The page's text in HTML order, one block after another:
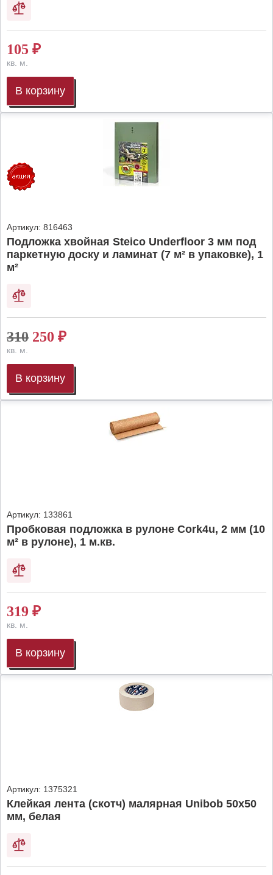
105 ₽
кв. м.
В корзину
Артикул: 816463
Подложка хвойная Steico Underfloor 3 мм под
паркетную доску и ламинат (7 м² в упаковке), 1
м²
310 250 ₽
кв. м.
В корзину
Артикул: 133861
Пробковая подложка в рулоне Cork4u, 2 мм (10
м² в рулоне), 1 м.кв.
319 ₽
кв. м.
В корзину
Артикул: 1375321
Клейкая лента (скотч) малярная Unibob 50х50
мм, белая